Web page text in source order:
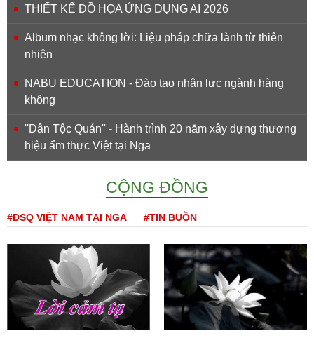
THIẾT KẾ ĐỒ HỌA ỨNG DỤNG AI 2026
Album nhạc không lời: Liệu pháp chữa lành từ thiên
nhiên
NABU EDUCATION - Đào tạo nhân lực ngành hàng
không
''Dân Tộc Quán'' - Hành trình 20 năm xây dựng thương
hiệu ẩm thực Việt tại Nga
CỘNG ĐỒNG
#ĐSQ VIỆT NAM TẠI NGA #TIN BUỒN